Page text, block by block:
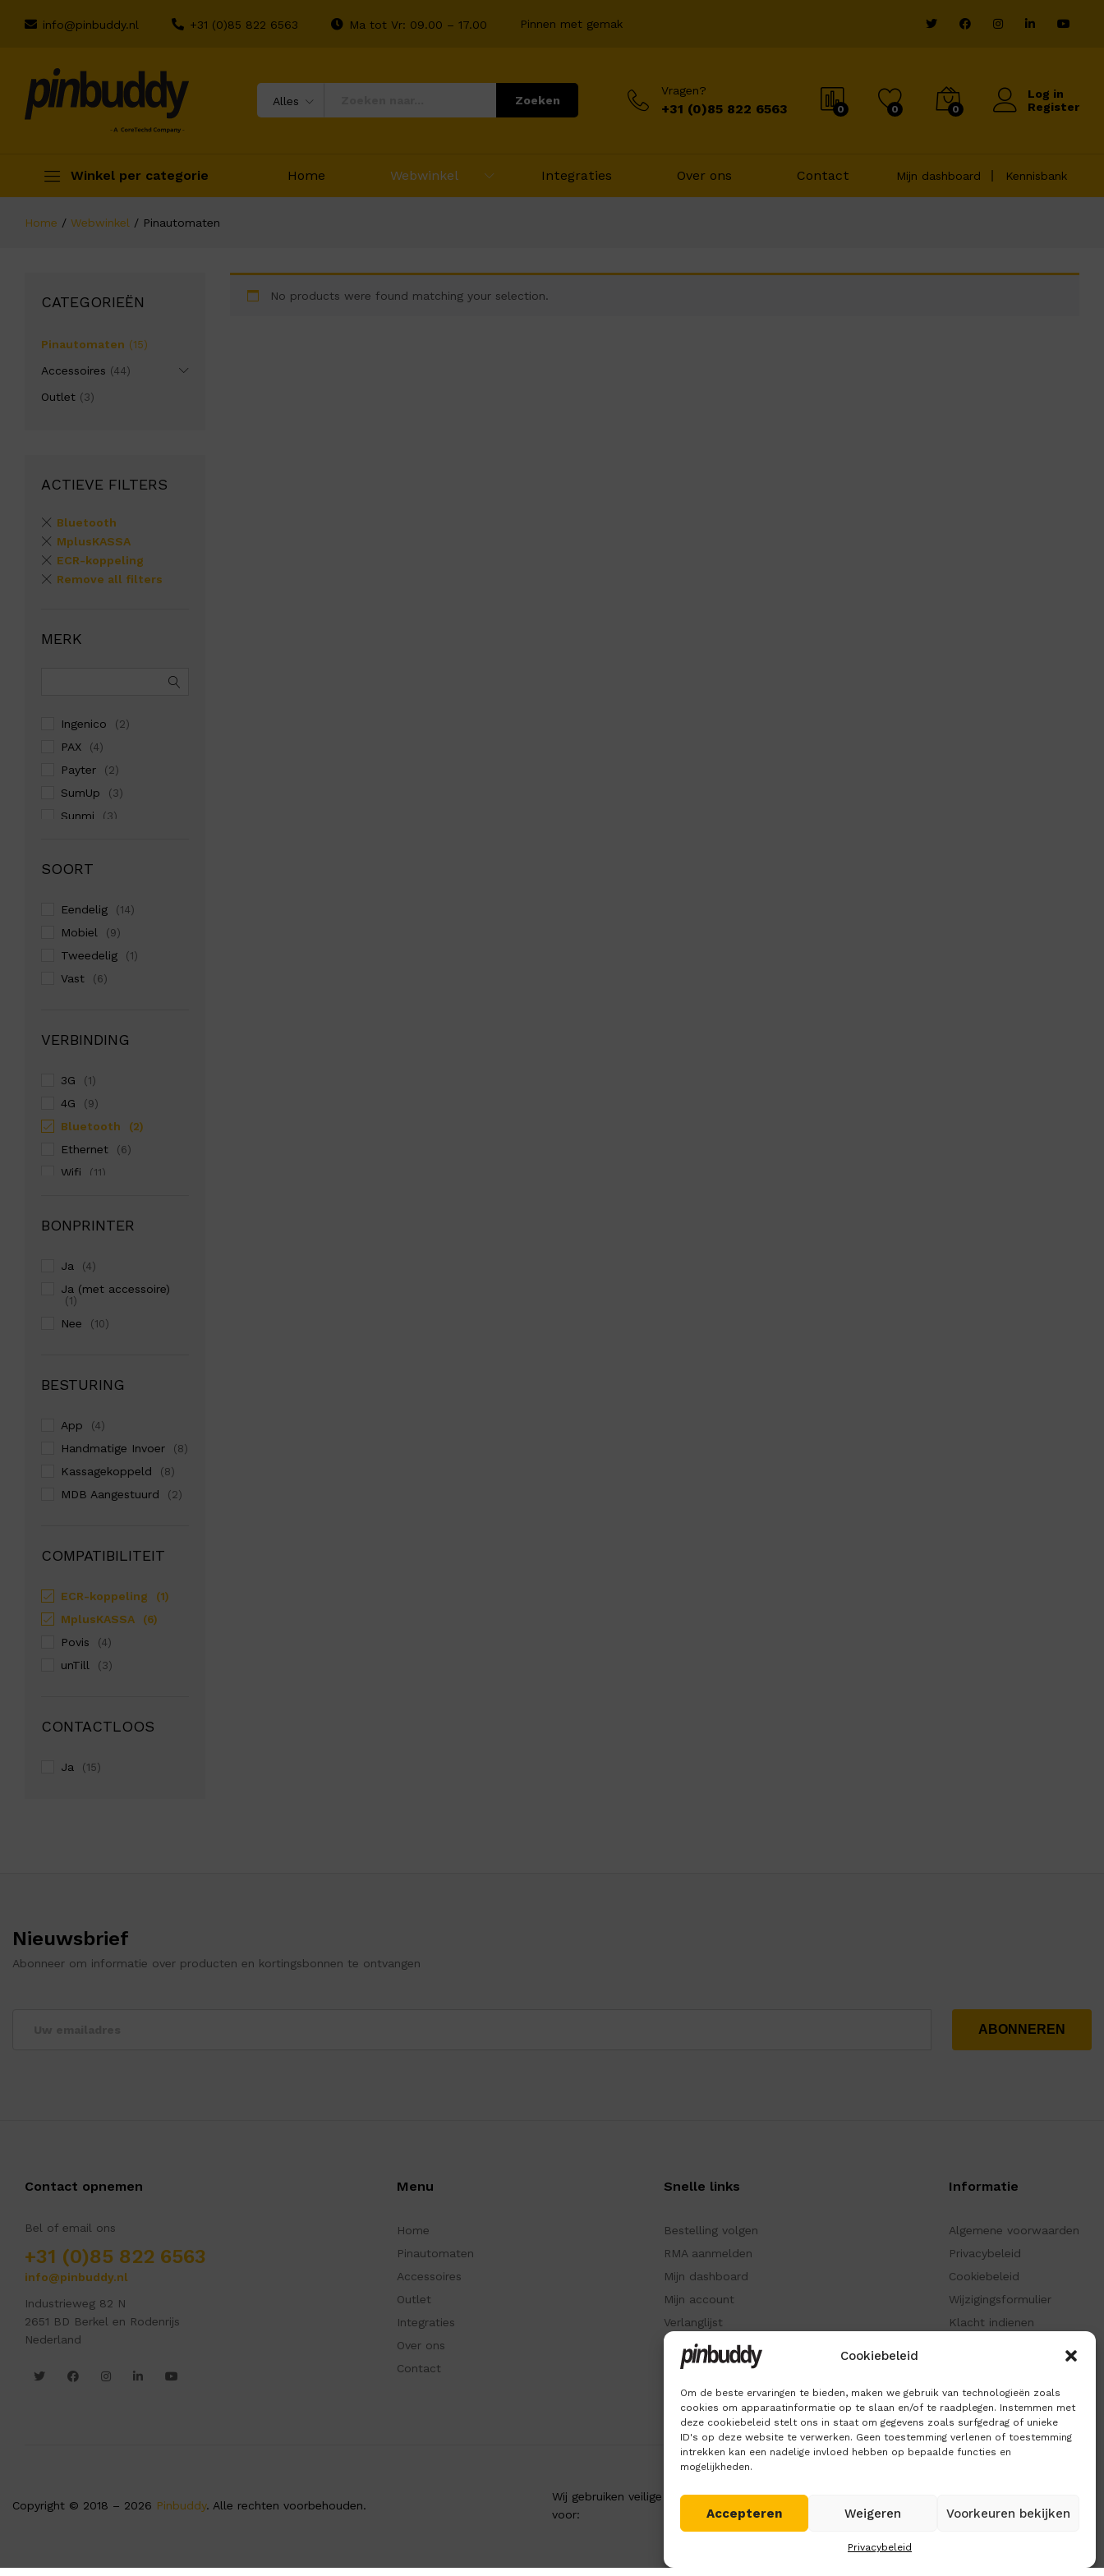
Cookiebeleid
Om de beste ervaringen te bieden, maken we gebruik van technologieën zoals
cookies om apparaatinformatie op te slaan en/of te raadplegen. Instemmen met
deze cookiebeleid stelt ons in staat om gegevens zoals surfgedrag of unieke
ID's op deze website te verwerken. Geen toestemming verlenen of toestemming
intrekken kan een nadelige invloed hebben op bepaalde functies en
mogelijkheden.
Accepteren Weigeren Voorkeuren bekijken
Privacybeleid
info@pinbuddy.nl +31 (0)85 822 6563 Ma tot Vr: 09.00 – 17.00 Pinnen met gemak
Alles Zoeken
Vragen?
+31 (0)85 822 6563 0 0 0
Log in
Register
Winkel per categorie Home Webwinkel Integraties Over ons Contact Mijn dashboard Kennisbank
Home / Webwinkel / Pinautomaten
No products were found matching your selection.
CATEGORIEËN
Pinautomaten (15)
Accessoires (44)
Outlet (3)
ACTIEVE FILTERS
Bluetooth
MplusKASSA
ECR-koppeling
Remove all filters
MERK
Ingenico (2)
PAX (4)
Payter (2)
SumUp (3)
Sunmi (3)
SOORT
Eendelig (14)
Mobiel (9)
Tweedelig (1)
Vast (6)
VERBINDING
3G (1)
4G (9)
Bluetooth (2)
Ethernet (6)
Wifi (11)
BONPRINTER
Ja (4)
Ja (met accessoire)
(1)
Nee (10)
BESTURING
App (4)
Handmatige Invoer (8)
Kassagekoppeld (8)
MDB Aangestuurd (2)
COMPATIBILITEIT
ECR-koppeling (1)
MplusKASSA (6)
Povis (4)
unTill (3)
CONTACTLOOS
Ja (15)
Nieuwsbrief
Abonneer om informatie over producten en kortingsbonnen te ontvangen
Contact opnemen
Bel of email ons
+31 (0)85 822 6563
info@pinbuddy.nl
Industrieweg 82 N
2651 BD Berkel en Rodenrijs
Nederland
Menu
Home
Pinautomaten
Accessoires
Outlet
Integraties
Over ons
Contact
Snelle links
Bestelling volgen
RMA aanmelden
Mijn dashboard
Mijn account
Verlanglijst
Recent bekeken
Kennisbank
Informatie
Algemene voorwaarden
Privacybeleid
Cookiebeleid
Wijzigingsformulier
Klacht indienen
Copyright © 2018 – 2026 Pinbuddy. Alle rechten voorbehouden.
Wij gebruiken veilige betaling
voor: